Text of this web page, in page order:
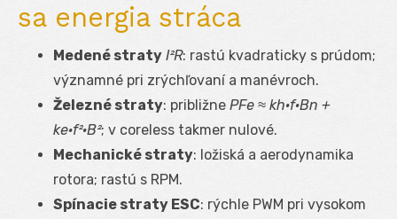
sa energia stráca
Medené straty I²R: rastú kvadraticky s prúdom;
významné pri zrýchľovaní a manévroch.
Železné straty: približne PFe ≈ kh·f·Bn +
ke·f²·B²; v coreless takmer nulové.
Mechanické straty: ložiská a aerodynamika
rotora; rastú s RPM.
Spínacie straty ESC: rýchle PWM pri vysokom